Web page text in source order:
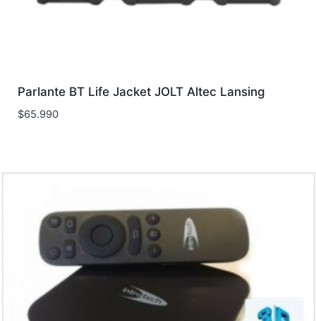
Parlante BT Life Jacket JOLT Altec Lansing
$65.990